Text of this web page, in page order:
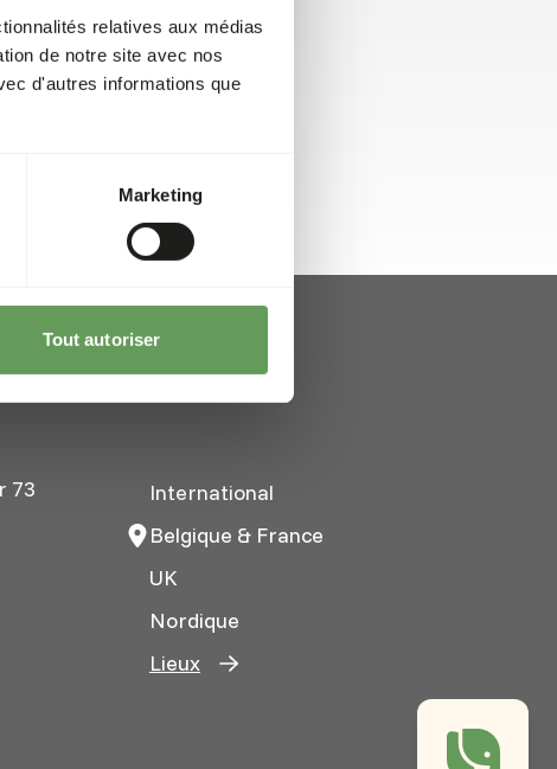
relatives aux médias
de notre site avec nos
d'autres informations que
Marketing
Tout autoriser
Semaine 39
Semaine 38
73
International
Belgique & France
UK
Nordique
Lieux